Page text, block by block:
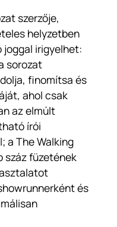
szerzője,
helyzetben
irigyelhet:
sorozat
finomítsa és
ahol csak
az elmúlt
írói
a The Walking
száz füzetének
és